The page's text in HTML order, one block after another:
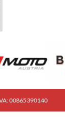
00865390140